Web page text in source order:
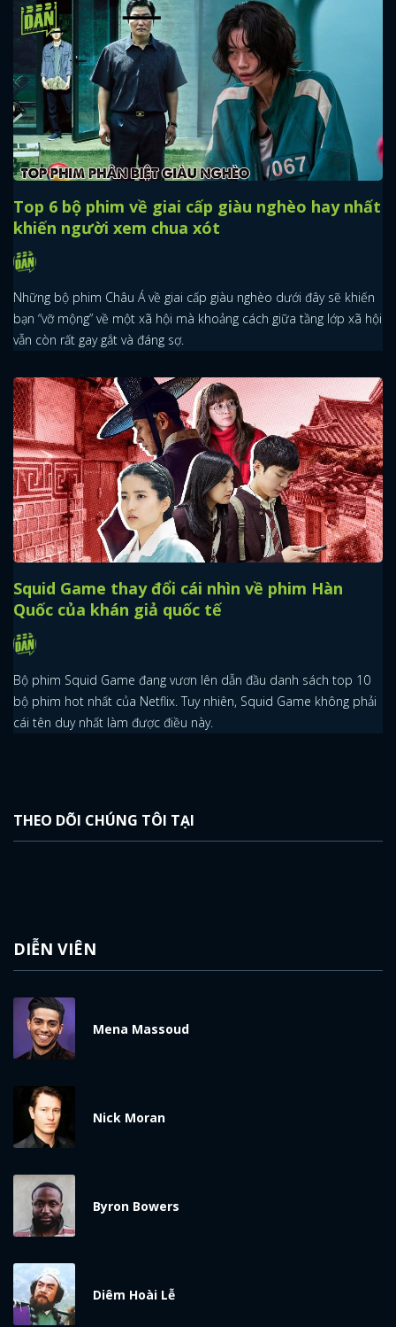
x
ĐĂNG NHẬP
FACEBOOK GOOGLE
Top 6 bộ phim về giai cấp giàu nghèo hay nhất
khiến người xem chua xót
Những bộ phim Châu Á về giai cấp giàu nghèo dưới đây sẽ khiến
bạn “vỡ mộng” về một xã hội mà khoảng cách giữa tầng lớp xã hội
vẫn còn rất gay gắt và đáng sợ.
Squid Game thay đổi cái nhìn về phim Hàn
Quốc của khán giả quốc tế
Bộ phim Squid Game đang vươn lên dẫn đầu danh sách top 10
bộ phim hot nhất của Netflix. Tuy nhiên, Squid Game không phải
cái tên duy nhất làm được điều này.
THEO DÕI CHÚNG TÔI TẠI
DIỄN VIÊN
Mena Massoud
Nick Moran
Byron Bowers
Diêm Hoài Lễ